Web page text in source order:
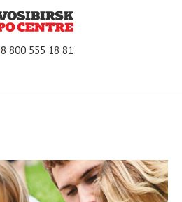
8 800 555 18 81